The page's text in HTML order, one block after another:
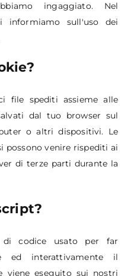
ingaggiato. Nel
informiamo sull'uso dei
file spediti assieme alle
dal tuo browser sul
o altri dispositivi. Le
possono venire rispediti ai
di terze parti durante la
codice usato per far
ed interattivamente il
viene eseguito sui nostri